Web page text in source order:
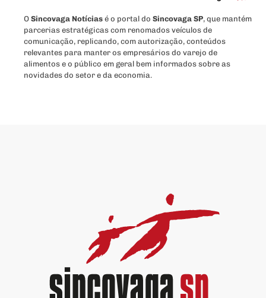
O Sincovaga Notícias é o portal do Sincovaga SP, que mantém
parcerias estratégicas com renomados veículos de
comunicação, replicando, com autorização, conteúdos
relevantes para manter os empresários do varejo de
alimentos e o público em geral bem informados sobre as
novidades do setor e da economia.